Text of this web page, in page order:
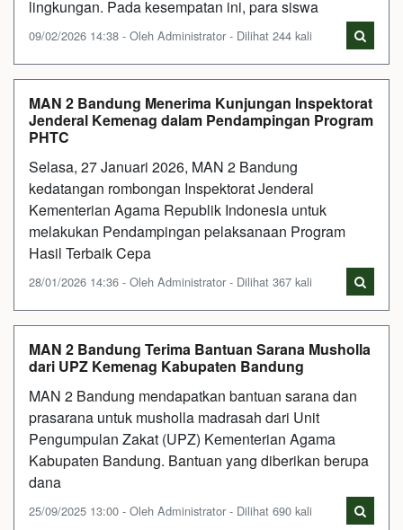
lingkungan. Pada kesempatan ini, para siswa
09/02/2026 14:38 - Oleh Administrator - Dilihat 244 kali
MAN 2 Bandung Menerima Kunjungan Inspektorat
Jenderal Kemenag dalam Pendampingan Program
PHTC
Selasa, 27 Januari 2026, MAN 2 Bandung
kedatangan rombongan Inspektorat Jenderal
Kementerian Agama Republik Indonesia untuk
melakukan Pendampingan pelaksanaan Program
Hasil Terbaik Cepa
28/01/2026 14:36 - Oleh Administrator - Dilihat 367 kali
MAN 2 Bandung Terima Bantuan Sarana Musholla
dari UPZ Kemenag Kabupaten Bandung
MAN 2 Bandung mendapatkan bantuan sarana dan
prasarana untuk musholla madrasah dari Unit
Pengumpulan Zakat (UPZ) Kementerian Agama
Kabupaten Bandung. Bantuan yang diberikan berupa
dana
25/09/2025 13:00 - Oleh Administrator - Dilihat 690 kali